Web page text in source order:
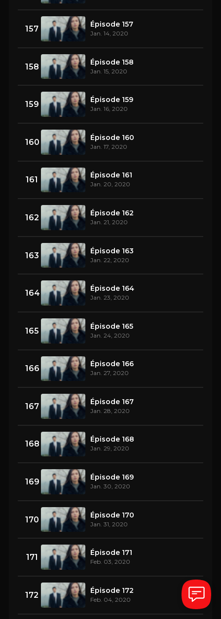
157 Épisode 157
Jan. 14, 2020
158 Épisode 158
Jan. 15, 2020
159 Épisode 159
Jan. 16, 2020
160 Épisode 160
Jan. 17, 2020
161 Épisode 161
Jan. 20, 2020
162 Épisode 162
Jan. 21, 2020
163 Épisode 163
Jan. 22, 2020
164 Épisode 164
Jan. 23, 2020
165 Épisode 165
Jan. 24, 2020
166 Épisode 166
Jan. 27, 2020
167 Épisode 167
Jan. 28, 2020
168 Épisode 168
Jan. 29, 2020
169 Épisode 169
Jan. 30, 2020
170 Épisode 170
Jan. 31, 2020
171 Épisode 171
Feb. 03, 2020
172 Épisode 172
Feb. 04, 2020